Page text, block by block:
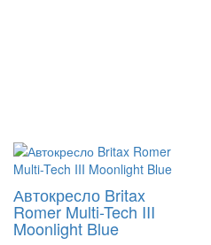
Автокресло Britax
Romer Multi-Tech III
Moonlight Blue